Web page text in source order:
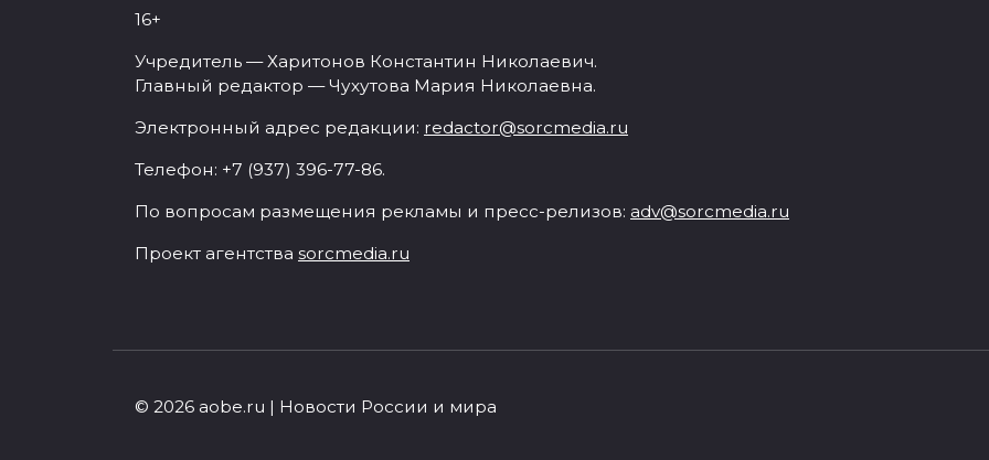
16+
Учредитель — Харитонов Константин Николаевич.
Главный редактор — Чухутова Мария Николаевна.
Электронный адрес редакции: redactor@sorcmedia.ru
Телефон: +7 (937) 396-77-86.
По вопросам размещения рекламы и пресс-релизов: adv@sorcmedia.ru
Проект агентства sorcmedia.ru
© 2026 aobe.ru | Новости России и мира